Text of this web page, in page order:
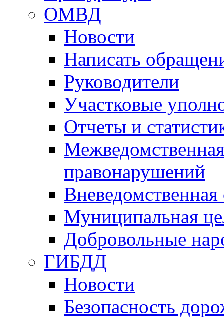
ОМВД
Новости
Написать
Руководители
Участковые
Отчеты и
правонарушений
Вневедомственная
Муниципальная
Добровольные
ГИБДД
Новости
Безопасность